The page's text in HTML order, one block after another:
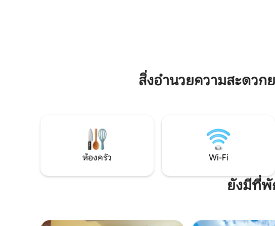
สิ่งอำนวยความสะดว
ห้องครัว Wi-Fi
ยังมีที่พั